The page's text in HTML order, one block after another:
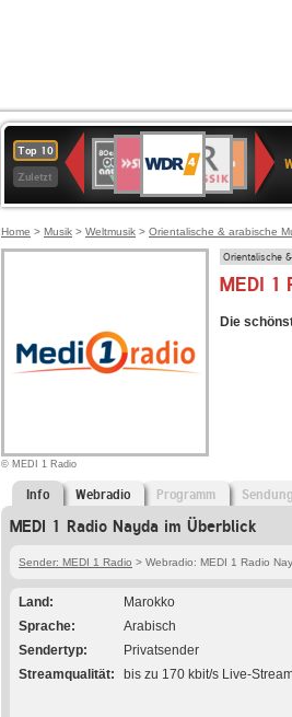
Top 10
Zuletzt
Deutschlandfunk
80er
90er
OLDIE
ANTENNE
4
KLASSIK
Deutschlandfunk
Kultur
Kultur
2
Home > Musik > Weltmusik > Orientalische & arabische
© MEDI 1 Radio
Orientalische
MEDI 1
Die
Info Webradio Programm
MEDI 1 Radio Nayda im Überblick
Sender: MEDI 1 Radio > Webradio: MEDI 1 Radio
Land
Marokko
Sprache
Arabisch
Sendertyp
Privatsender
Streamqualität
bis zu 170 kbit/s Live-